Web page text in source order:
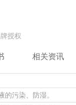
授权
相关资讯
污染、防湿。